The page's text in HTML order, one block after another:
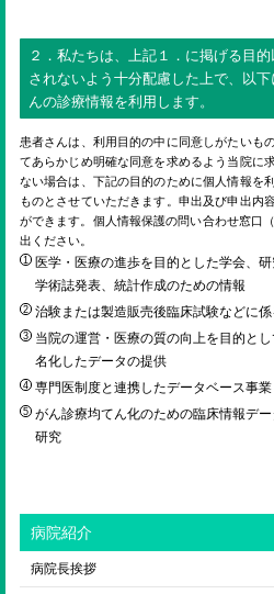
２．私たちは、上記１．に掲げる目
されないよう十分配慮した上で、以
んの診療情報を利用します。
患者さんは、利用目的の中に同意しがたいも
てあらかじめ明確な同意を求めるよう当院に
ない場合は、下記の目的のために個人情報を
ものとさせていただきます。申出及び申出内
ができます。個人情報保護の問い合わせ窓口
出ください。
医学・医療の進歩を目的とした学会、
学術誌発表、統計作成のための情報
治験または製造販売後臨床試験などに
当院の運営・医療の質の向上を目的と
名化したデータの提供
専門医制度と連携したデータベース事業
がん診療均てん化のための臨床情報デ
研究
病院紹介
病院長挨拶